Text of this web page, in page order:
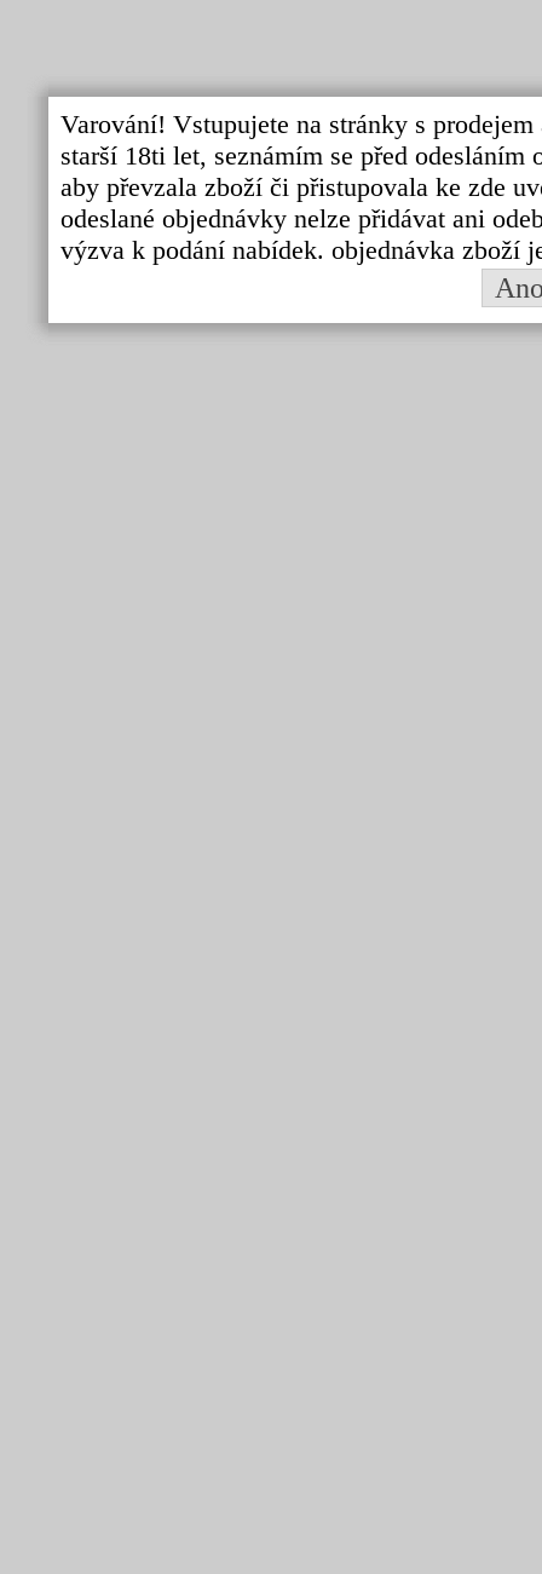
Varování! Vstupujete na stránky s
starší 18ti let, seznámím se před
aby převzala zboží či přistupovala ke zde
odeslané objednávky nelze přidávat ani
výzva k podání nabídek. objednávka zboží